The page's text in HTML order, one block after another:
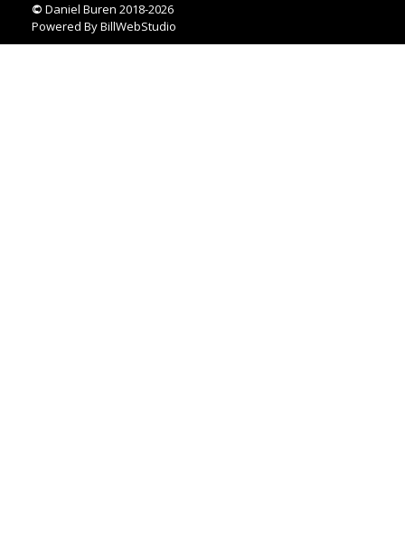
© Daniel Buren 2018-2026
Powered ByBillWebStudio